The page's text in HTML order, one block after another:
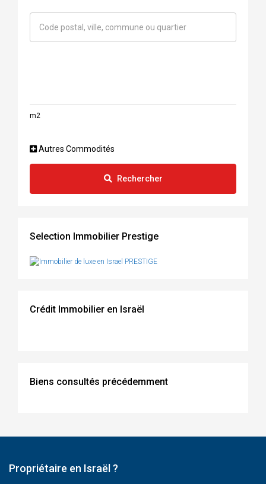
m2
Autres Commodités
Rechercher
Selection Immobilier Prestige
Crédit Immobilier en Israël
Biens consultés précédemment
Propriétaire en Israël ?